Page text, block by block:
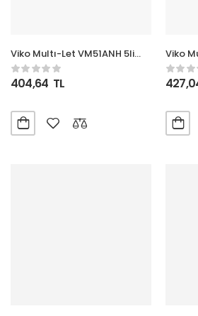
Viko Multı-Let VM51ANH 5li
1mt Anahtarlı Kablolu
(90117501)
404,64 TL
Viko
1mt Anahtarlı Kablolu